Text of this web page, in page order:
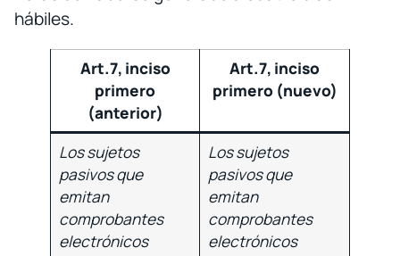
hábiles.
Art.7, inciso
primero
(anterior)
Art.7, inciso
primero (nuevo)
Los sujetos
pasivos que
emitan
comprobantes
electrónicos
Los sujetos
pasivos que
emitan
comprobantes
electrónicos